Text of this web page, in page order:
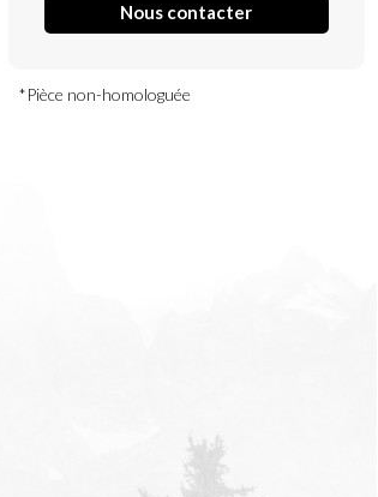
Nous contacter
*Pièce non-homologuée